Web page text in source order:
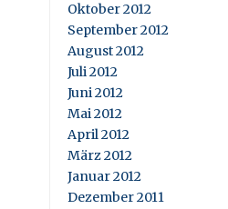
Oktober 2012
September 2012
August 2012
Juli 2012
Juni 2012
Mai 2012
April 2012
März 2012
Januar 2012
Dezember 2011